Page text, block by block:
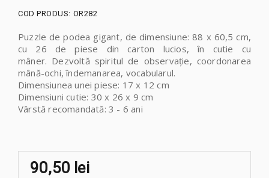
COD PRODUS: OR282
Puzzle de podea gigant, de dimensiune: 88 x 60,5 cm,
cu 26 de piese din carton lucios, în cutie cu
mâner. Dezvoltă spiritul de observație, coordonarea
mână-ochi, îndemanarea, vocabularul.
Dimensiunea unei piese: 17 x 12 cm
Dimensiuni cutie: 30 x 26 x 9 cm
Vârstă recomandată: 3 - 6 ani
90,50 lei